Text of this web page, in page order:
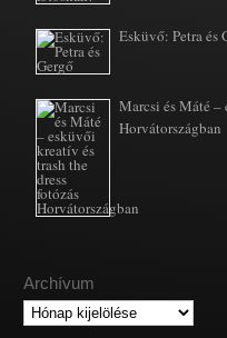
Esküvő: Petra és
Marcsi és Máté –
Horvátországban
Archívum
Archívum